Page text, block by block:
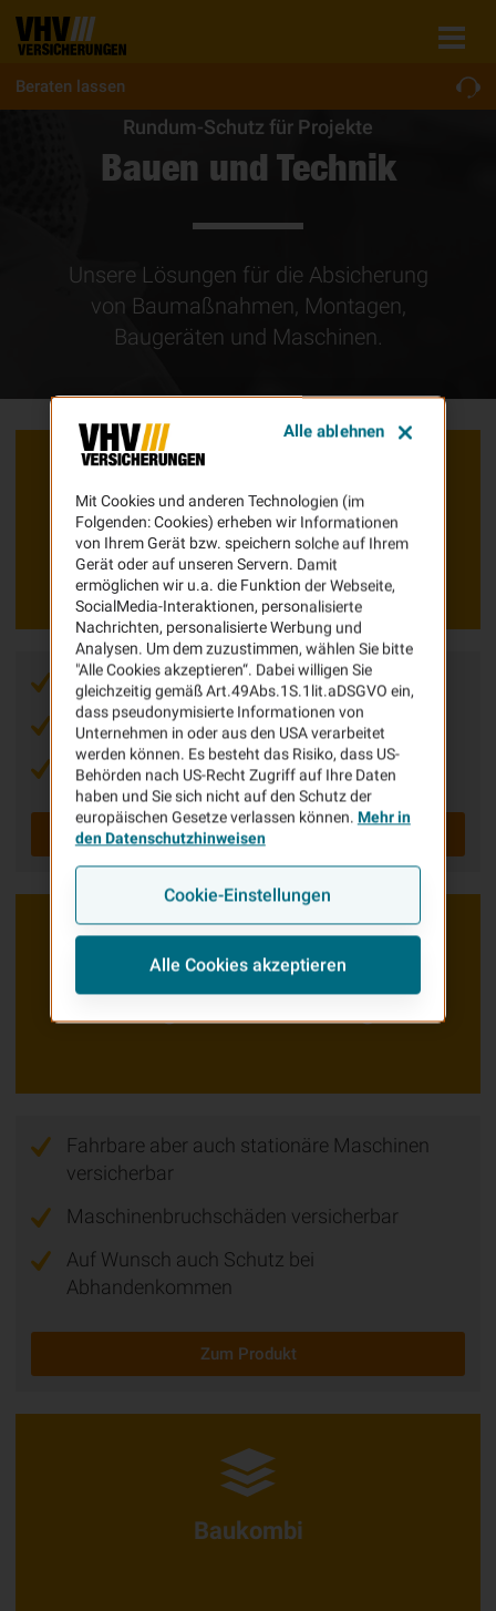
Beraten lassen
Rundum-Schutz für Projekte
Bauen und Technik
Unsere Lösungen für die Absicherung
von Baumaßnahmen, Montagen,
Baugeräten und Maschinen.
Montage
Keine Angst vor unvorhergesehen Schäden
Optimal abgesichertes Montageobjekt
Wir kümmern uns um Ihre Interessen
Zum Produkt
Fahrbare aber auch stationäre Maschinen
versicherbar
Maschinenbruchschäden versicherbar
Auf Wunsch auch Schutz bei
Abhandenkommen
Zum Produkt
Baukombi
Mit Cookies und anderen Technologien (im
Folgenden: Cookies) erheben wir Informationen
von Ihrem Gerät bzw. speichern solche auf Ihrem
Gerät oder auf unseren Servern. Damit
ermöglichen wir u.a. die Funktion der Webseite,
SocialMedia-Interaktionen, personalisierte
Nachrichten, personalisierte Werbung und
Analysen. Um dem zuzustimmen, wählen Sie bitte
"Alle Cookies akzeptieren“. Dabei willigen Sie
gleichzeitig gemäß Art.49Abs.1S.1lit.aDSGVO ein,
dass pseudonymisierte Informationen von
Unternehmen in oder aus den USA verarbeitet
werden können. Es besteht das Risiko, dass US-
Behörden nach US-Recht Zugriff auf Ihre Daten
haben und Sie sich nicht auf den Schutz der
europäischen Gesetze verlassen können. Mehr in
den Datenschutzhinweisen
Cookie-Einstellungen
Alle Cookies akzeptieren
Alle ablehnen